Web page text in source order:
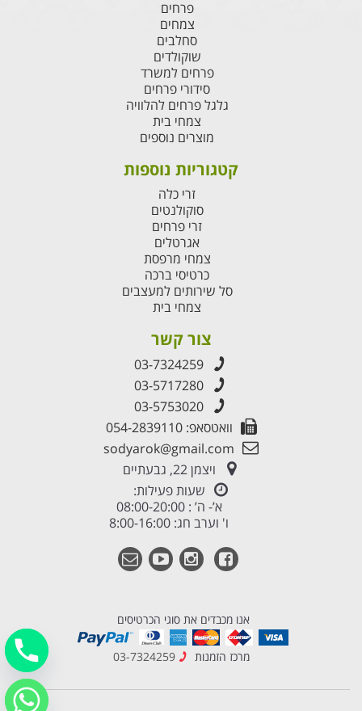
פרחים
צמחים
סחלבים
שוקולדים
פרחים למשרד
סידורי פרחים
גלגל פרחים להלוויה
צמחי בית
מוצרים נוספים
קטגוריות נוספות
זרי כלה
סוקולנטים
זרי פרחים
אגרטלים
צמחי מרפסת
כרטיסי ברכה
סל שירותים למעצבים
צמחי בית
צור קשר
03-7324259
03-5717280
03-5753020
וואטסאפ: 054-2839110
sodyarok@gmail.com
ויצמן 22, גבעתיים
שעות פעילות:
א’- ה’ : 08:00-20:00
ו' וערב חג: 8:00-16:00
אנו מכבדים את סוגי הכרטיסים
מרכז הזמנות 03-7324259